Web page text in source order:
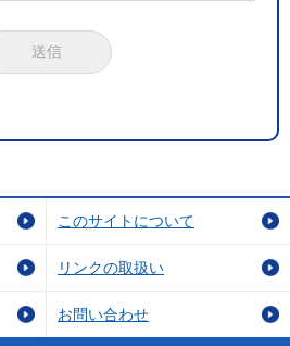
このサイトについて
リンクの取扱い
お問い合わせ